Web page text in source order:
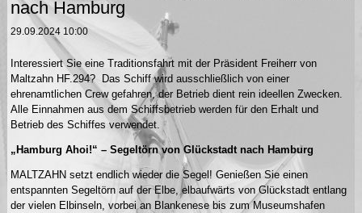
nach Hamburg
29.09.2024 10:00
Interessiert Sie eine Traditionsfahrt mit der Präsident Freiherr von
Maltzahn HF.294? Das Schiff wird ausschließlich von einer
ehrenamtlichen Crew gefahren, der Betrieb dient rein ideellen Zwecken.
Alle Einnahmen aus dem Schiffsbetrieb werden für den Erhalt und
Betrieb des Schiffes verwendet.
„Hamburg Ahoi!“ – Segeltörn von Glückstadt nach Hamburg
MALTZAHN setzt endlich wieder die Segel! Genießen Sie einen
entspannten Segeltörn auf der Elbe, elbaufwärts von Glückstadt entlang
der vielen Elbinseln, vorbei an Blankenese bis zum Museumshafen